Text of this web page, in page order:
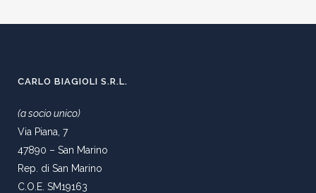
CARLO BIAGIOLI S.R.L.
(a socio unico)
Via Piana, 7
47890 – San Marino
Rep. di San Marino
C.O.E. SM19163